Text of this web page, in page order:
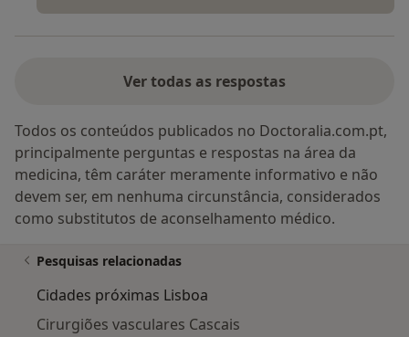
Ver todas as respostas
Todos os conteúdos publicados no Doctoralia.com.pt,
principalmente perguntas e respostas na área da
medicina, têm caráter meramente informativo e não
devem ser, em nenhuma circunstância, considerados
como substitutos de aconselhamento médico.
Pesquisas relacionadas
Cidades próximas Lisboa
Cirurgiões vasculares Cascais